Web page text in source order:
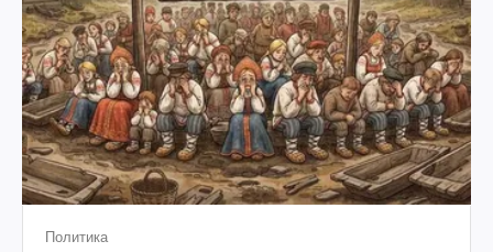
Политика